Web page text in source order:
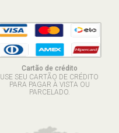
Cartão de crédito
USE SEU CARTÃO DE CRÉDITO
PARA PAGAR À VISTA OU
PARCELADO.